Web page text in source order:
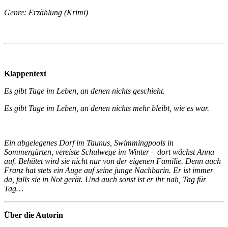
Genre: Erzählung (Krimi)
Klappentext
Es gibt Tage im Leben, an denen nichts geschieht.
Es gibt Tage im Leben, an denen nichts mehr bleibt, wie es war.
Ein abgelegenes Dorf im Taunus, Swimmingpools in
Sommergärten, vereiste Schulwege im Winter – dort wächst Anna
auf. Behütet wird sie nicht nur von der eigenen Familie. Denn auch
Franz hat stets ein Auge auf seine junge Nachbarin. Er ist immer
da, falls sie in Not gerät. Und auch sonst ist er ihr nah, Tag für
Tag…
Über die Autorin